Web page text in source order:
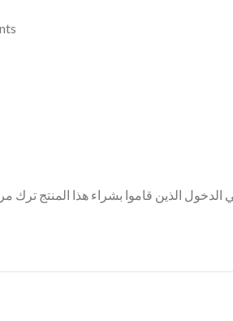
الذين قاموا بشراء هذا المنتج ترك